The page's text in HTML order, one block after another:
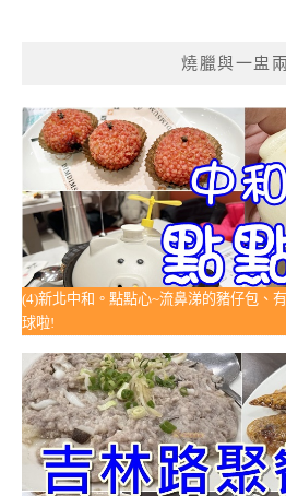
燒臘與一盅
(4)新北中和。點點心~流鼻涕的豬仔包、
球啦!